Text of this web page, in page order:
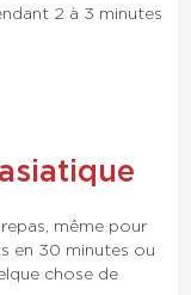
2 à 3 minutes
même pour
en 30 minutes ou
chose de